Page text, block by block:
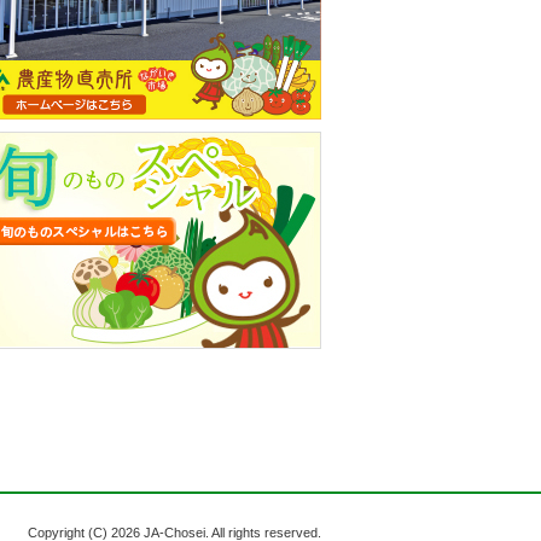
Copyright (C) 2026 JA-Chosei. All rights reserved.